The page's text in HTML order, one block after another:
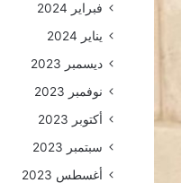
فبراير 2024
يناير 2024
ديسمبر 2023
نوفمبر 2023
أكتوبر 2023
سبتمبر 2023
أغسطس 2023